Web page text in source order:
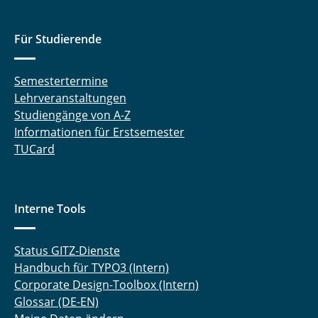
Batterieelektroden
Lokale Dehnfeldbestimmung mittels Digital
Image Correlation
Entwicklung von neuen Debonding on
Laserbasiertes Öffnen von Batteriezellen
Konzeption und Erprobung einer Vorrichtung
und Methode zur In-situ-Kalibrierung von
Für Studierende
Semestertermine
Lehrveranstaltungen
Studiengänge von A-Z
Informationen für Erstsemester
TUCard
Interne Tools
Status GITZ-Dienste
Handbuch für TYPO3 (Intern)
Corporate Design-Toolbox (Intern)
Glossar (DE-EN)